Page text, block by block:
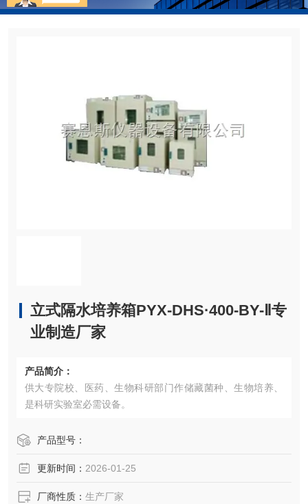
立式隔水培养箱PYX-DHS·400-BY-Ⅱ专
业制造厂家
产品简介：
供大专院校、医药、生物科研部门作储藏菌种、生物培养、
是科研实验室必需设备。
产品型号：
更新时间： 2026-01-25
厂商性质： 生产厂家